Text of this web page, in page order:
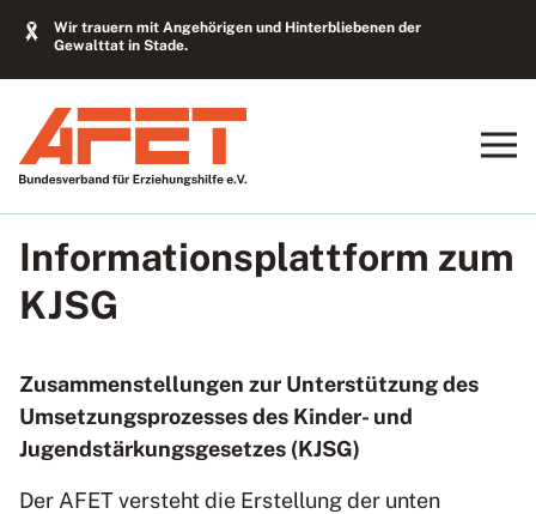
Wir trauern mit Angehörigen und Hinterbliebenen der
Gewalttat in Stade.
Informationsplattform zum
KJSG
Zusammenstellungen zur Unterstützung des
Umsetzungsprozesses des Kinder- und
Jugendstärkungsgesetzes (KJSG)
Der AFET versteht die Erstellung der unten